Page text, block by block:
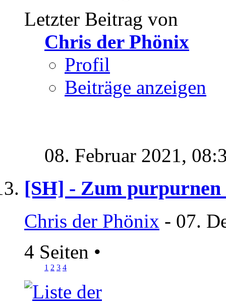
Letzter Beitrag von
Chris der Phönix
Profil
Beiträge anzeigen
08. Februar 2021,
[SH] - Zum purpurnen
Chris der Phönix - 07.
4 Seiten •
1 2 3 4